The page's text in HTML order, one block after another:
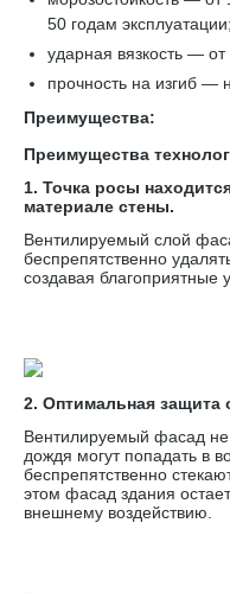
50 годам эксплуатации;
ударная вязкость —
прочность на изгиб —
Преимущества:
Преимущества
1. Точка росы
материале стены.
Вентилируемый слой
беспрепятственно
создавая благоприятные
2. Оптимальная защита
Вентилируемый фасад
дождя могут попадать в
беспрепятственно
этом фасад здания
внешнему воздействию.